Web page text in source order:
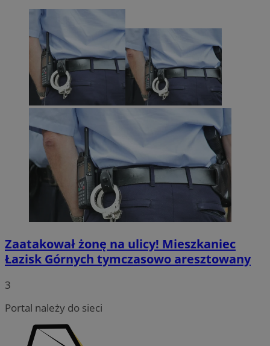
Zaatakował żonę na ulicy! Mieszkaniec
Łazisk Górnych tymczasowo aresztowany
3
Portal należy do sieci